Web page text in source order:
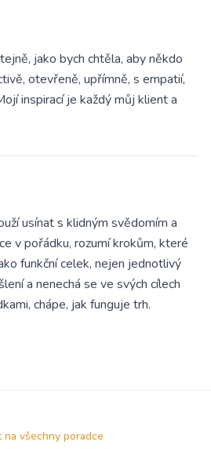
jako bych chtěla, aby někdo
otevřeně, upřímně, s empatií,
inspirací je každý můj klient a
usínat s klidným svědomím a
v pořádku, rozumí krokům, které
funkční celek, nejen jednotlivý
a nenechá se ve svých cílech
chápe, jak funguje trh.
na všechny poradce